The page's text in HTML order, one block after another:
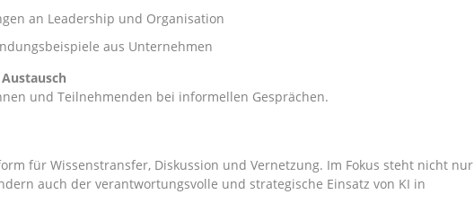
an Leadership und Organisation
aus Unternehmen
und Teilnehmenden bei informellen Gesprächen.
für Wissenstransfer, Diskussion und Vernetzung. Im Fokus steht nicht nur
auch der verantwortungsvolle und strategische Einsatz von KI in